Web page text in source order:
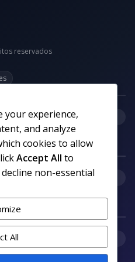
reservados
your experience,
and analyze
cookies to allow
Accept All to
non-essential
All